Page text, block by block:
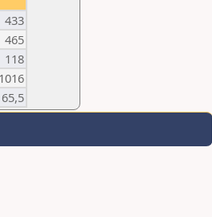
433
465
118
1016
65,5